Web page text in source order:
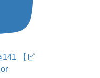
141 【ピ